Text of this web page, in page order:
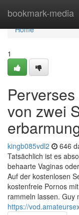
bookmark-media
Home
Home
1
von zwei
kingb085vdl2 646
Tatsächlich ist es
behaarte Vaginas
Auf der kostenlosen
kostenfreie Pornos
rammeln lassen. Guy
https://